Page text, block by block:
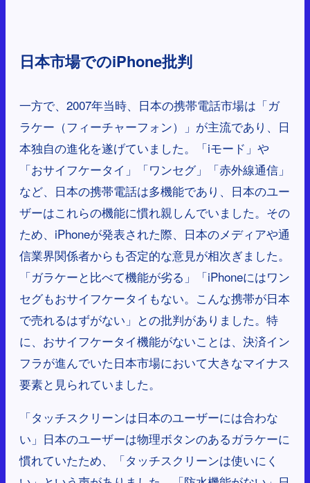
日本市場でのiPhone批判
一方で、2007年当時、日本の携帯電話市場は「ガ
ラケー（フィーチャーフォン）」が主流であり、日
本独自の進化を遂げていました。「iモード」や
「おサイフケータイ」「ワンセグ」「赤外線通信」
など、日本の携帯電話は多機能であり、日本のユー
ザーはこれらの機能に慣れ親しんでいました。その
ため、iPhoneが発表された際、日本のメディアや通
信業界関係者からも否定的な意見が相次ぎました。
「ガラケーと比べて機能が劣る」「iPhoneにはワン
セグもおサイフケータイもない。こんな携帯が日本
で売れるはずがない」との批判がありました。特
に、おサイフケータイ機能がないことは、決済イン
フラが進んでいた日本市場において大きなマイナス
要素と見られていました。
「タッチスクリーンは日本のユーザーには合わな
い」日本のユーザーは物理ボタンのあるガラケーに
慣れていたため、「タッチスクリーンは使いにく